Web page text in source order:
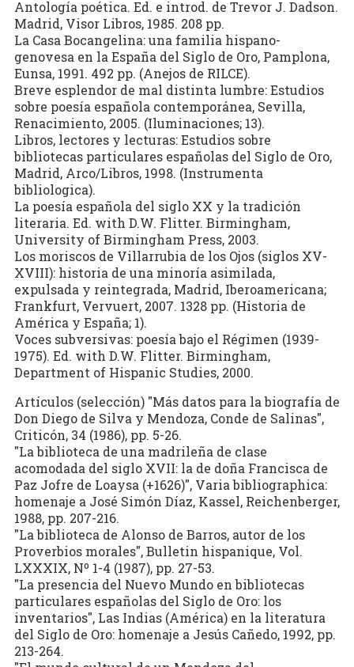
Antología poética. Ed. e introd. de Trevor J. Dadson.
Madrid, Visor Libros, 1985. 208 pp.
La Casa Bocangelina: una familia hispano-
genovesa en la España del Siglo de Oro, Pamplona,
Eunsa, 1991. 492 pp. (Anejos de RILCE).
Breve esplendor de mal distinta lumbre: Estudios
sobre poesía española contemporánea, Sevilla,
Renacimiento, 2005. (Iluminaciones; 13).
Libros, lectores y lecturas: Estudios sobre
bibliotecas particulares españolas del Siglo de Oro,
Madrid, Arco/Libros, 1998. (Instrumenta
bibliologica).
La poesía española del siglo XX y la tradición
literaria. Ed. with D.W. Flitter. Birmingham,
University of Birmingham Press, 2003.
Los moriscos de Villarrubia de los Ojos (siglos XV-
XVIII): historia de una minoría asimilada,
expulsada y reintegrada, Madrid, Iberoamericana;
Frankfurt, Vervuert, 2007. 1328 pp. (Historia de
América y España; 1).
Voces subversivas: poesía bajo el Régimen (1939-
1975). Ed. with D.W. Flitter. Birmingham,
Department of Hispanic Studies, 2000.
Artículos (selección) "Más datos para la biografía de
Don Diego de Silva y Mendoza, Conde de Salinas",
Criticón, 34 (1986), pp. 5-26.
"La biblioteca de una madrileña de clase
acomodada del siglo XVII: la de doña Francisca de
Paz Jofre de Loaysa (+1626)", Varia bibliographica:
homenaje a José Simón Díaz, Kassel, Reichenberger,
1988, pp. 207-216.
"La biblioteca de Alonso de Barros, autor de los
Proverbios morales", Bulletin hispanique, Vol.
LXXXIX, Nº 1-4 (1987), pp. 27-53.
"La presencia del Nuevo Mundo en bibliotecas
particulares españolas del Siglo de Oro: los
inventarios", Las Indias (América) en la literatura
del Siglo de Oro: homenaje a Jesús Cañedo, 1992, pp.
213-264.